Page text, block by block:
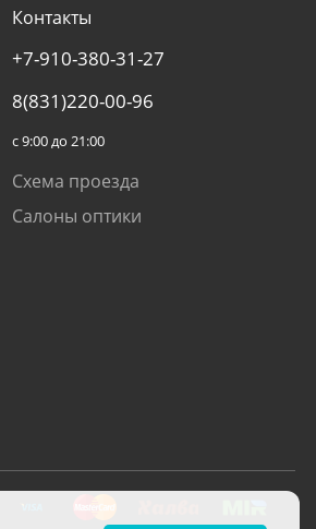
Контакты
+7-910-380-31-27
8(831)220-00-96
с 9:00 до 21:00
Схема проезда
Салоны оптики